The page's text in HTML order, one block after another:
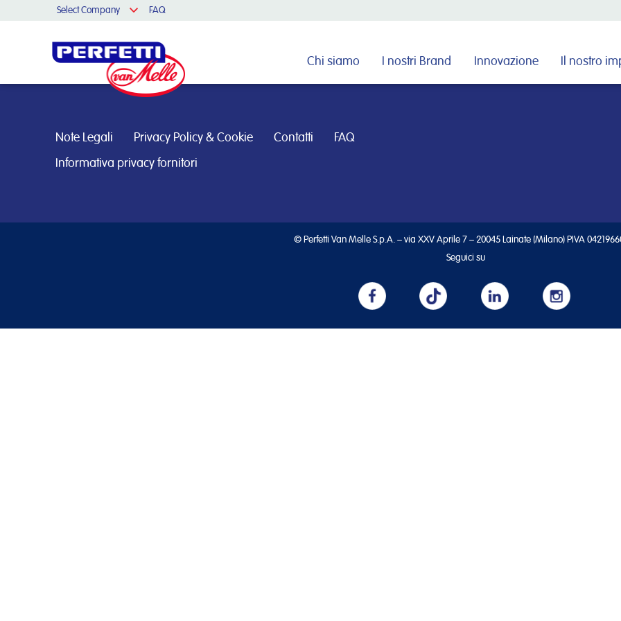
Select Company FAQ
Chi siamo I nostri Brand Innovazione Il nostro
Cerca nel sito
Note Legali Privacy Policy & Cookie Contatti FAQ
Informativa privacy fornitori
© Perfetti Van Melle S.p.A. – via XXV Aprile 7 – 20045 Lainate (Milano) PIVA
Seguici su